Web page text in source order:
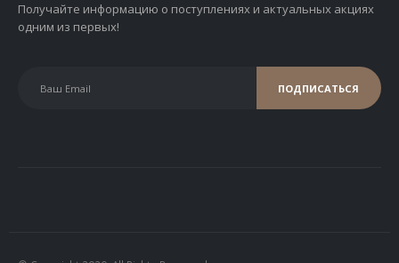
Получайте информацию о поступлениях и актуальных акциях
одним из первых!